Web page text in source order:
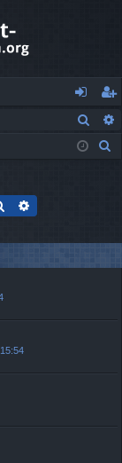
n
m
eg
ist
Suche